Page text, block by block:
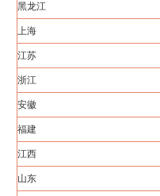
黑龙江
上海
江苏
浙江
安徽
福建
江西
山东